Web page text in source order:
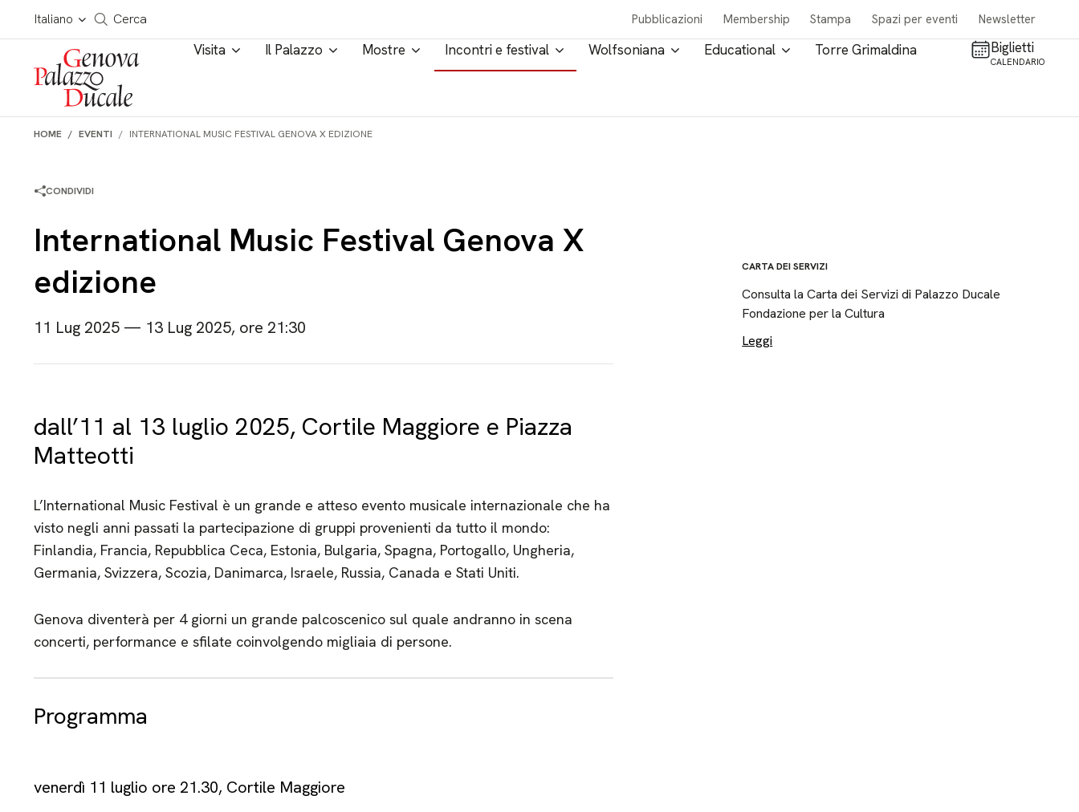
Salta al contenuto
Italiano
Cerca in tutto il sito
Cerca Pubblicazioni Membership Stampa Spazi per eventi Newsletter
Visita Il Palazzo Mostre Incontri e festival Wolfsoniana Educational Torre Grimaldina Biglietti
CALENDARIO
HOME EVENTI INTERNATIONAL MUSIC FESTIVAL GENOVA X EDIZIONE
CONDIVIDI
International Music Festival Genova X
edizione
11 Lug 2025 — 13 Lug 2025, ore 21:30
dall’11 al 13 luglio 2025, Cortile Maggiore e Piazza
Matteotti
L’International Music Festival è un grande e atteso evento musicale internazionale che ha
visto negli anni passati la partecipazione di gruppi provenienti da tutto il mondo:
Finlandia, Francia, Repubblica Ceca, Estonia, Bulgaria, Spagna, Portogallo, Ungheria,
Germania, Svizzera, Scozia, Danimarca, Israele, Russia, Canada e Stati Uniti.
Genova diventerà per 4 giorni un grande palcoscenico sul quale andranno in scena
concerti, performance e sfilate coinvolgendo migliaia di persone.
Programma
venerdì 11 luglio ore 21.30, Cortile Maggiore
CARTA DEI SERVIZI
Consulta la Carta dei Servizi di Palazzo Ducale
Fondazione per la Cultura
Leggi